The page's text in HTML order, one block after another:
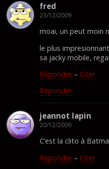
fred
23/12/2009
moai, un peut moin
le plus
sa jacky mobile,
Répondre – Citer
Répondre
jeannot lapin
20/12/2009
C’est la clito à
Répondre – Citer